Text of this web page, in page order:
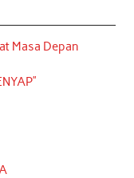
Masa Depan